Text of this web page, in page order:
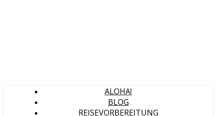
ALOHA!
BLOG
REISEVORBEREITUNG